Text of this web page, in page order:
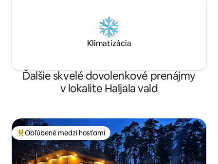
Klimatizácia
Ďalšie skvelé dovolenkové prenájmy
v lokalite Haljala vald
Najobľúbenejšie medzi hosťami
Obľúbené medzi hosťami